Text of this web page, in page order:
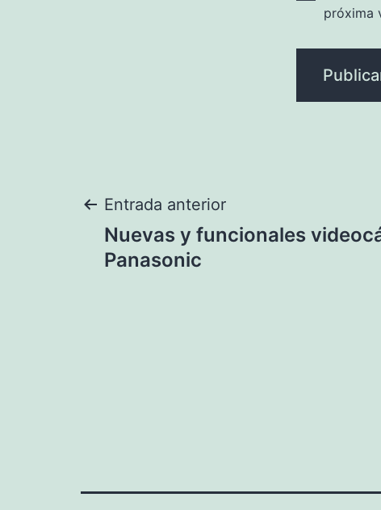
próxima
Navegación
de
Entrada anterior
Nuevas y funcionales
Panasonic